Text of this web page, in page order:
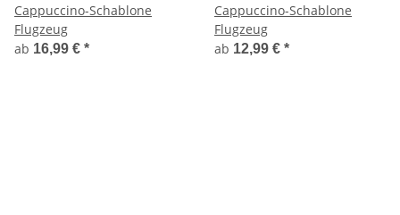
Cappuccino-Schablone
Flugzeug
ab 16,99 € *
Cappuccino-Schablone
Flugzeug
ab 12,99 € *